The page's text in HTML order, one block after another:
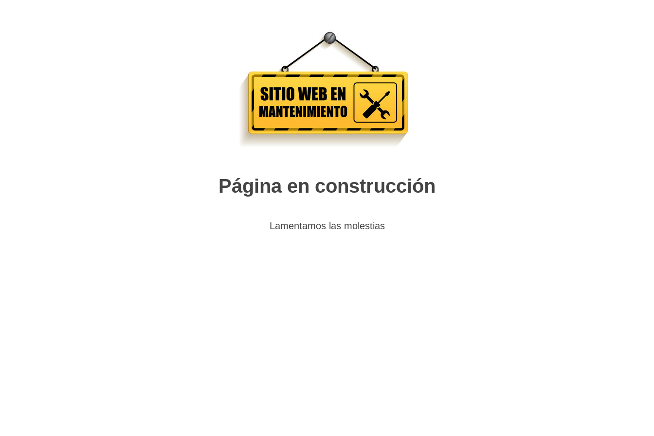
Página en construcción
Lamentamos las molestias